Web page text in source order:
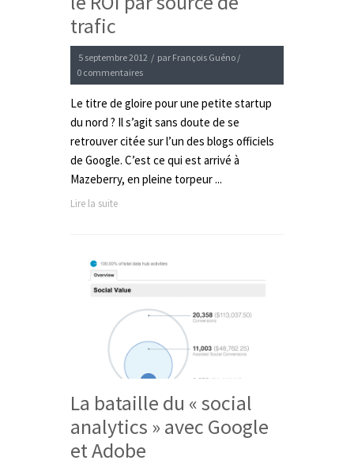
trafic
5 septembre 2012 / par François Guéno /
0 commentaires
Le titre de gloire pour une petite startup
du nord ? Il s’agit sans doute de se
retrouver citée sur l’un des blogs officiels
de Google. C’est ce qui est arrivé à
Mazeberry, en pleine torpeur ...
Lire la suite
La bataille du « social
analytics » avec Google
et Adobe